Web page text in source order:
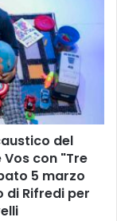
del
con "Tre
5 marzo
di Rifredi per